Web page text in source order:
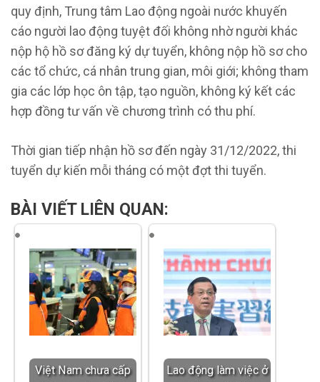
quy định, Trung tâm Lao động ngoài nước khuyến
cáo người lao động tuyệt đối không nhờ người khác
nộp hộ hồ sơ đăng ký dự tuyển, không nộp hồ sơ cho
các tổ chức, cá nhân trung gian, môi giới; không tham
gia các lớp học ôn tập, tạo nguồn, không ký kết các
hợp đồng tư vấn về chương trình có thu phí.
Thời gian tiếp nhận hồ sơ đến ngày 31/12/2022, thi
tuyển dự kiến mỗi tháng có một đợt thi tuyển.
BÀI VIẾT LIÊN QUAN:
Việt Nam chưa cấp
Lao động làm việc ở